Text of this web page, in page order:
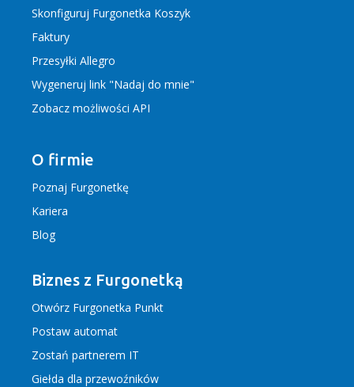
Skonfiguruj Furgonetka Koszyk
Faktury
Przesyłki Allegro
Wygeneruj link "Nadaj do mnie"
Zobacz możliwości API
O firmie
Poznaj Furgonetkę
Kariera
Blog
Biznes z Furgonetką
Otwórz Furgonetka Punkt
Postaw automat
Zostań partnerem IT
Giełda dla przewoźników